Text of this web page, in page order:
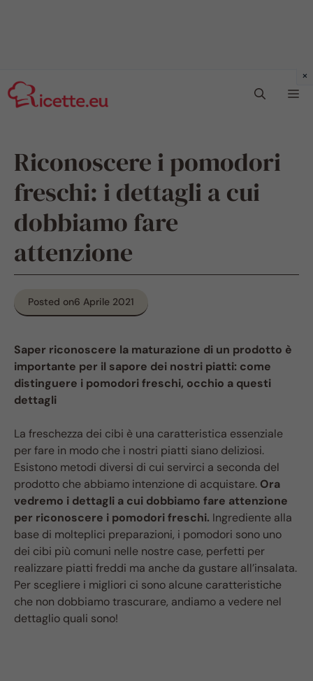
al
contenuto
Riconoscere i pomodori
freschi: i dettagli a cui
dobbiamo fare
attenzione
Posted on6 Aprile 2021
Saper riconoscere la maturazione di un prodotto è
importante per il sapore dei nostri piatti: come
distinguere i pomodori freschi, occhio a questi
dettagli
La freschezza dei cibi è una caratteristica essenziale
per fare in modo che i nostri piatti siano deliziosi.
Esistono metodi diversi di cui servirci a seconda del
prodotto che abbiamo intenzione di acquistare. Ora
vedremo i dettagli a cui dobbiamo fare attenzione
per riconoscere i pomodori freschi. Ingrediente alla
base di molteplici preparazioni, i pomodori sono uno
dei cibi più comuni nelle nostre case, perfetti per
realizzare piatti freddi ma anche da gustare all’insalata.
Per scegliere i migliori ci sono alcune caratteristiche
che non dobbiamo trascurare, andiamo a vedere nel
dettaglio quali sono!